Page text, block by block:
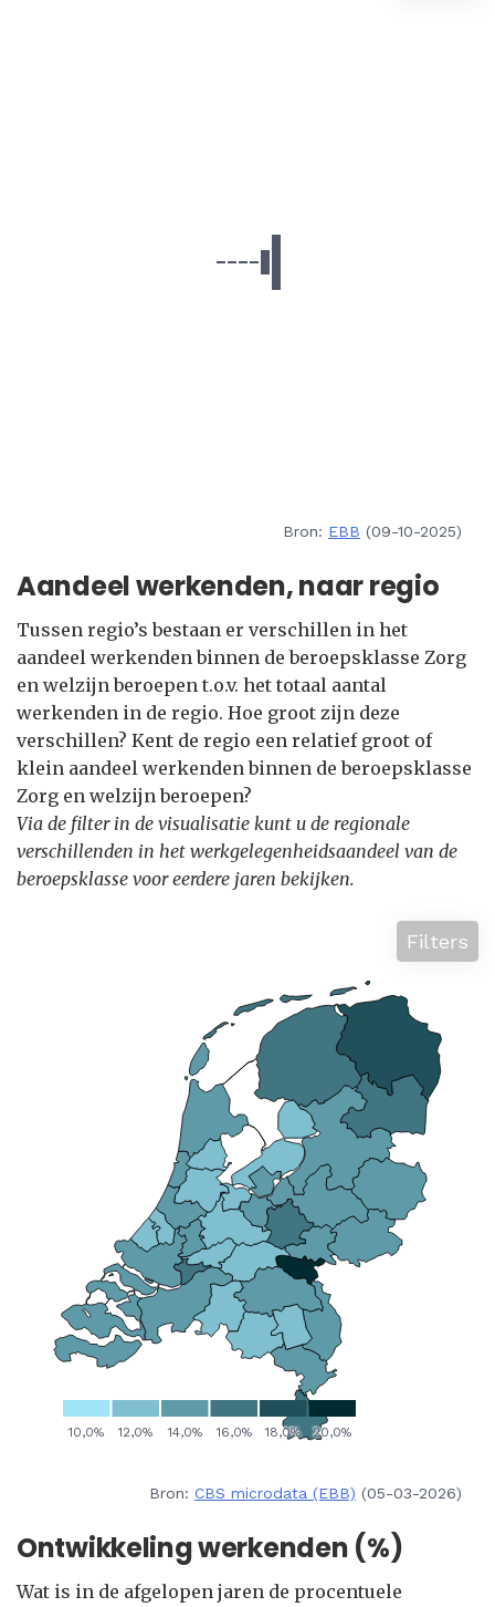
Bron: EBB (09-10-2025)
Aandeel werkenden, naar regio
Tussen regio’s bestaan er verschillen in het
aandeel werkenden binnen de beroepsklasse Zorg
en welzijn beroepen t.o.v. het totaal aantal
werkenden in de regio. Hoe groot zijn deze
verschillen? Kent de regio een relatief groot of
klein aandeel werkenden binnen de beroepsklasse
Zorg en welzijn beroepen?
Via de filter in de visualisatie kunt u de regionale
verschillenden in het werkgelegenheidsaandeel van de
beroepsklasse voor eerdere jaren bekijken.
Filters
Bron: CBS microdata (EBB) (05-03-2026)
Ontwikkeling werkenden (%)
Wat is in de afgelopen jaren de procentuele